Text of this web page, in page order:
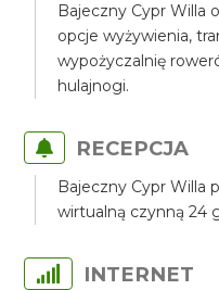
Bajeczny Cypr Willa
opcje wyżywienia,
wypożyczalnię
hulajnogi.
RECEPCJA
Bajeczny Cypr Willa
wirtualną czynną 24
INTERNET